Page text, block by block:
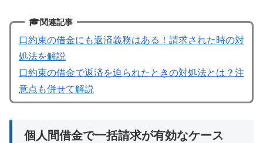
関連記事
口約束の借金にも返済義務はある！請求された時の対
処法を解説
口約束の借金で返済を迫られたときの対処法とは？注
意点も併せて解説
個人間借金で一括請求が有効なケース